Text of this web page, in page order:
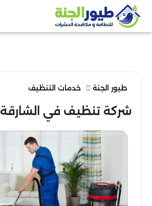
طيور الجنة خدمات التنظيف
شركة تنظيف في الشارقة